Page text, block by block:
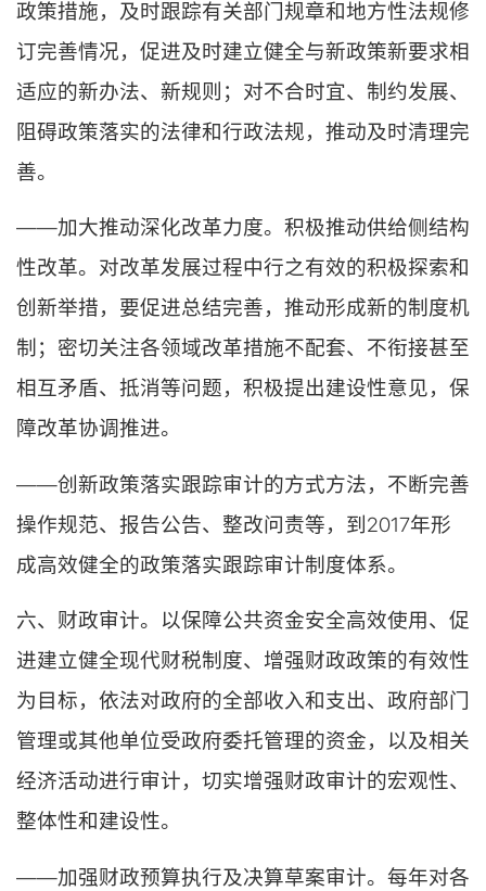
政策措施，及时跟踪有关部门规章和地方性法规修
订完善情况，促进及时建立健全与新政策新要求相
适应的新办法、新规则；对不合时宜、制约发展、
阻碍政策落实的法律和行政法规，推动及时清理完
善。
——加大推动深化改革力度。积极推动供给侧结构
性改革。对改革发展过程中行之有效的积极探索和
创新举措，要促进总结完善，推动形成新的制度机
制；密切关注各领域改革措施不配套、不衔接甚至
相互矛盾、抵消等问题，积极提出建设性意见，保
障改革协调推进。
——创新政策落实跟踪审计的方式方法，不断完善
操作规范、报告公告、整改问责等，到2017年形
成高效健全的政策落实跟踪审计制度体系。
六、财政审计。以保障公共资金安全高效使用、促
进建立健全现代财税制度、增强财政政策的有效性
为目标，依法对政府的全部收入和支出、政府部门
管理或其他单位受政府委托管理的资金，以及相关
经济活动进行审计，切实增强财政审计的宏观性、
整体性和建设性。
——加强财政预算执行及决算草案审计。每年对各